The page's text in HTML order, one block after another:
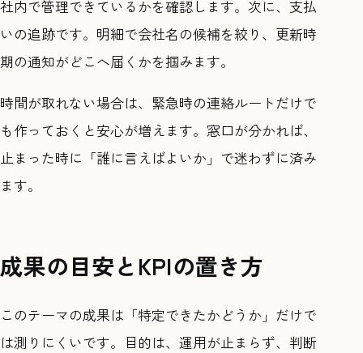
社内で管理できているかを確認します。次に、支払
いの追跡です。明細で会社名の候補を絞り、更新時
期の通知がどこへ届くかを掴みます。
時間が取れない場合は、緊急時の連絡ルートだけで
も作っておくと安心が増えます。窓口が分かれば、
止まった時に「誰に言えばよいか」で迷わずに済み
ます。
成果の目安とKPIの置き方
このテーマの成果は「特定できたかどうか」だけで
は測りにくいです。目的は、運用が止まらず、判断